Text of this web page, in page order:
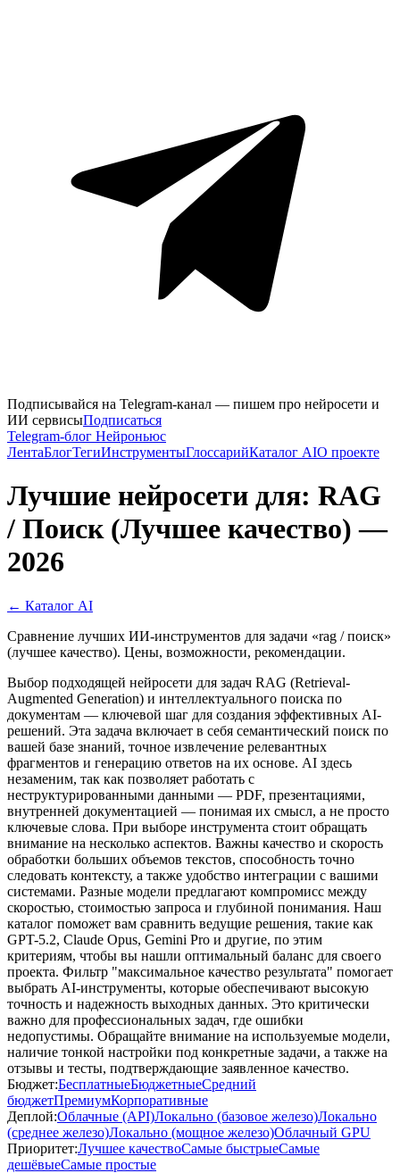
Подписывайся на Telegram-канал — пишем про нейросети и
ИИ сервисыПодписаться
Telegram-блог Нейроньюс
ЛентаБлогТегиИнструментыГлоссарийКаталог AIО проекте
Лучшие нейросети для: RAG
/ Поиск (Лучшее качество) —
2026
← Каталог AI
Сравнение лучших ИИ-инструментов для задачи «rag / поиск»
(лучшее качество). Цены, возможности, рекомендации.
Выбор подходящей нейросети для задач RAG (Retrieval-
Augmented Generation) и интеллектуального поиска по
документам — ключевой шаг для создания эффективных AI-
решений. Эта задача включает в себя семантический поиск по
вашей базе знаний, точное извлечение релевантных
фрагментов и генерацию ответов на их основе. AI здесь
незаменим, так как позволяет работать с
неструктурированными данными — PDF, презентациями,
внутренней документацией — понимая их смысл, а не просто
ключевые слова. При выборе инструмента стоит обращать
внимание на несколько аспектов. Важны качество и скорость
обработки больших объемов текстов, способность точно
следовать контексту, а также удобство интеграции с вашими
системами. Разные модели предлагают компромисс между
скоростью, стоимостью запроса и глубиной понимания. Наш
каталог поможет вам сравнить ведущие решения, такие как
GPT-5.2, Claude Opus, Gemini Pro и другие, по этим
критериям, чтобы вы нашли оптимальный баланс для своего
проекта. Фильтр "максимальное качество результата" помогает
выбрать AI-инструменты, которые обеспечивают высокую
точность и надежность выходных данных. Это критически
важно для профессиональных задач, где ошибки
недопустимы. Обращайте внимание на используемые модели,
наличие тонкой настройки под конкретные задачи, а также на
отзывы и тесты, подтверждающие заявленное качество.
Бюджет:БесплатныеБюджетныеСредний
бюджетПремиумКорпоративные
Деплой:Облачные (API)Локально (базовое железо)Локально
(среднее железо)Локально (мощное железо)Облачный GPU
Приоритет:Лучшее качествоСамые быстрыеСамые
дешёвыеСамые простые